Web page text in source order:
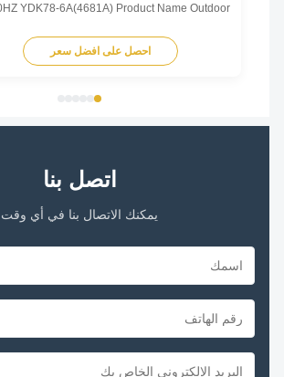
50/60HZ YDK78-6A(4681A) Product Name Outdoor
Output Power 78W Pole 6P AMPS 0.83A Speed
900RPM Capacitor 6μF/370V Insulation Class
احصل على افضل سعر
اتصل بنا
يمكنك الاتصال بنا في أي وقت